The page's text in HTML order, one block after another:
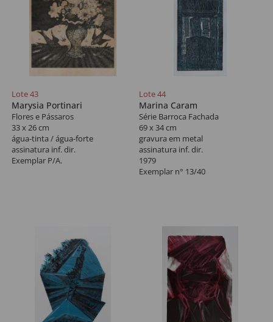
Lote 43
Marysia Portinari
Flores e Pássaros
33 x 26 cm
água-tinta / água-forte
assinatura inf. dir.
Exemplar P/A.
Lote 44
Marina Caram
Série Barroca Fachada
69 x 34 cm
gravura em metal
assinatura inf. dir.
1979
Exemplar n° 13/40